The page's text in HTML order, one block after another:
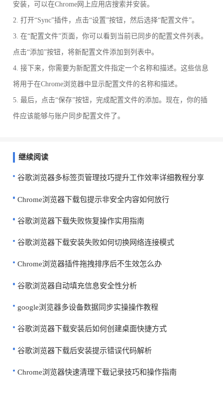
安装，可以在Chrome网上应用店搜索并安装。
2. 打开“Sync”插件，点击“设置”按钮，然后选择“配置文件”。
3. 在“配置文件”页面，你可以看到当前已同步的配置文件列表。
点击“添加”按钮，将新配置文件添加到列表中。
4. 接下来，你需要为新配置文件指定一个名称和描述。这些信息
将用于在Chrome浏览器中显示配置文件的名称和描述。
5. 最后，点击“保存”按钮，完成配置文件的添加。现在，你的插
件应该能够与账户同步配置文件了。
继续阅读
谷歌浏览器多标签页管理技巧提升工作效率详细教程分享
Chrome浏览器下载包提示非安全内容如何放行
谷歌浏览器下载失败恢复操作实用指南
谷歌浏览器下载安装失败如何切换网络连接模式
Chrome浏览器插件拖拽排序后不生效怎么办
谷歌浏览器自动填充信息安全性分析
google浏览器多设备数据同步实操操作教程
谷歌浏览器下载安装后如何创建桌面快捷方式
谷歌浏览器下载后安装提示错误代码解析
Chrome浏览器快速清理下载记录技巧和操作指南